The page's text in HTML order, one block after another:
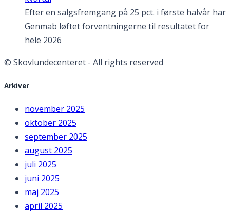
Efter en salgsfremgang på 25 pct. i første halvår har
Genmab løftet forventningerne til resultatet for
hele 2026
© Skovlundecenteret - All rights reserved
Arkiver
november 2025
oktober 2025
september 2025
august 2025
juli 2025
juni 2025
maj 2025
april 2025